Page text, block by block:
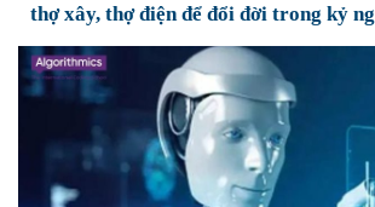
thợ xây, thợ điện để đổi đời trong kỷ